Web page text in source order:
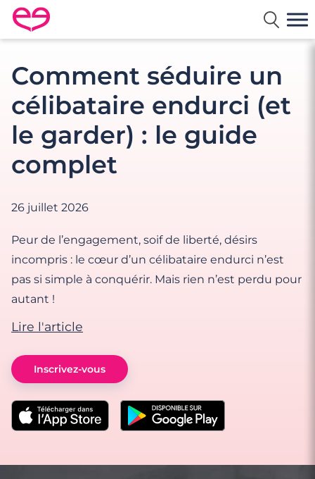
Rencontre en France avec Meetic
Comment séduire un
célibataire endurci (et
le garder) : le guide
complet
26 juillet 2026
Peur de l’engagement, soif de liberté, désirs
incompris : le cœur d’un célibataire endurci n’est
pas si simple à conquérir. Mais rien n’est perdu pour
autant !
Lire l'article
Inscrivez-vous